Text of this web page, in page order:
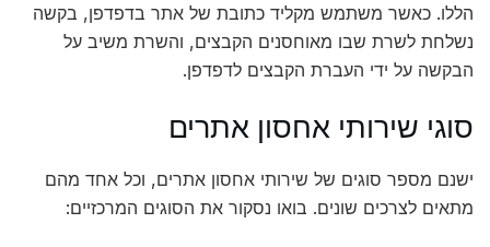
הללו. כאשר משתמש מקליד כתובת של אתר בדפדפן, בקשה
נשלחת לשרת שבו מאוחסנים הקבצים, והשרת משיב על
הבקשה על ידי העברת הקבצים לדפדפן.
סוגי שירותי אחסון אתרים
ישנם מספר סוגים של שירותי אחסון אתרים, וכל אחד מהם
מתאים לצרכים שונים. בואו נסקור את הסוגים המרכזיים: